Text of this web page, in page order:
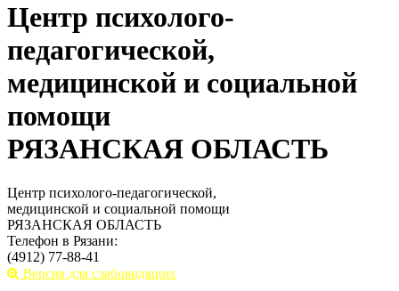
Центр психолого-
педагогической,
медицинской и социальной
помощи
РЯЗАНСКАЯ ОБЛАСТЬ
Центр психолого-педагогической,
медицинской и социальной помощи
РЯЗАНСКАЯ ОБЛАСТЬ
Телефон в Рязани:
(4912) 77-88-41
Версия для слабовидящих